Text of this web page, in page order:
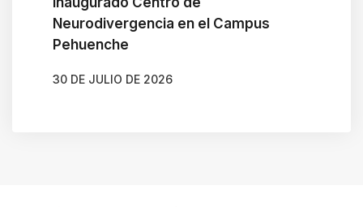
Neurodivergencia en el Campus
Pehuenche
30 DE JULIO DE 2026